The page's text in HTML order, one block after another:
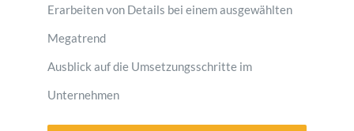
Erarbeiten von Details bei einem ausgewählten
Megatrend
Ausblick auf die Umsetzungsschritte im
Unternehmen